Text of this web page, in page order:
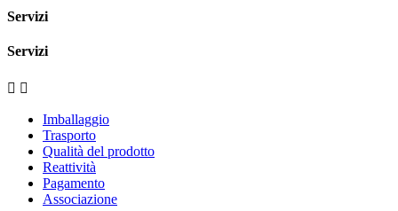
Servizi
Servizi
 
Imballaggio
Trasporto
Qualità del prodotto
Reattività
Pagamento
Associazione